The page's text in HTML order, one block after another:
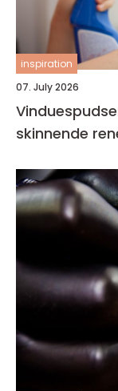
inspiration
07. July 2026
Vinduespudser
skinnende